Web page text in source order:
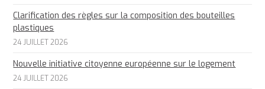
Clarification des règles sur la composition des bouteilles
plastiques
24 JUILLET 2026
Nouvelle initiative citoyenne européenne sur le logement
24 JUILLET 2026